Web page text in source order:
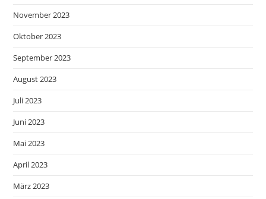
November 2023
Oktober 2023
September 2023
August 2023
Juli 2023
Juni 2023
Mai 2023
April 2023
März 2023